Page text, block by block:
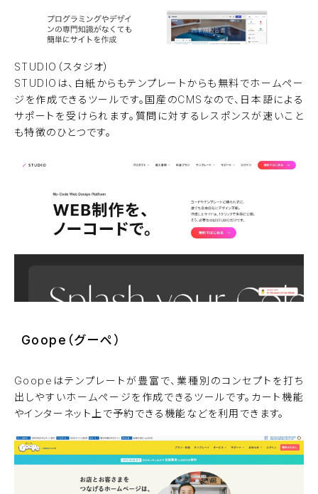
STUDIO（スタジオ）
STUDIOは、白紙からもテンプレートからも無料でホームペー
ジを作成できるツールです。国産のCMSなので、日本語による
サポートを受けられます。質問に対するレスポンスが速いこと
も特徴のひとつです。
Goope（グーペ）
Goopeはテンプレートが豊富で、業種別のコンセプトを打ち
出しやすいホームページを作成できるツールです。カート機能
やインターネット上で予約できる機能などを利用できます。